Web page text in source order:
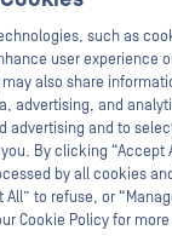
such as
user experience
also share
advertising, and
advertising and to
By clicking “Accept
by all cookies
to refuse, or
Cookie Policy for
Hey there!
virtual assistant.
what's critical
today?